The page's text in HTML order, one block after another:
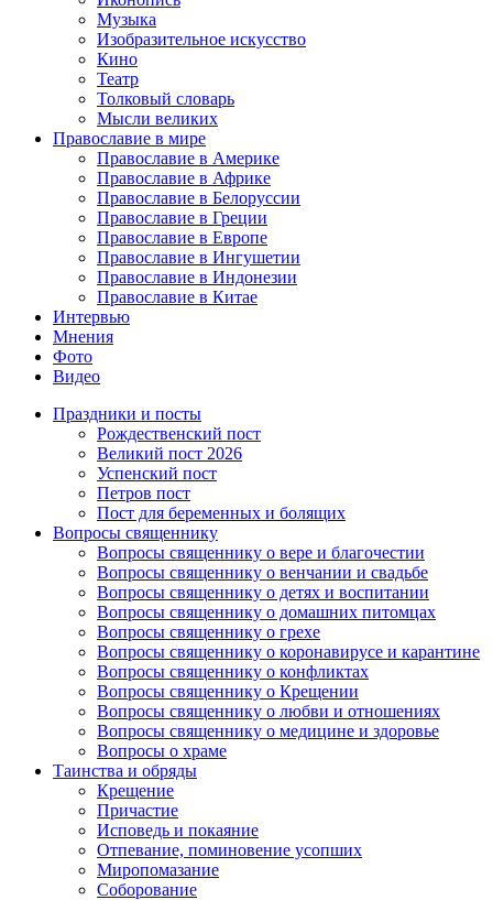
Музыка
Изобразительное искусство
Кино
Театр
Толковый словарь
Мысли великих
Православие в мире
Православие в Америке
Православие в Африке
Православие в Белоруссии
Православие в Греции
Православие в Европе
Православие в Ингушетии
Православие в Индонезии
Православие в Китае
Интервью
Мнения
Фото
Видео
Праздники и посты
Рождественский пост
Великий пост 2026
Успенский пост
Петров пост
Пост для беременных и болящих
Вопросы священнику
Вопросы священнику о вере и благочестии
Вопросы священнику о венчании и свадьбе
Вопросы священнику о детях и воспитании
Вопросы священнику о домашних питомцах
Вопросы священнику о грехе
Вопросы священнику о коронавирусе и карантине
Вопросы священнику о конфликтах
Вопросы священнику о Крещении
Вопросы священнику о любви и отношениях
Вопросы священнику о медицине и здоровье
Вопросы о храме
Таинства и обряды
Крещение
Причастие
Исповедь и покаяние
Отпевание, поминовение усопших
Миропомазание
Соборование